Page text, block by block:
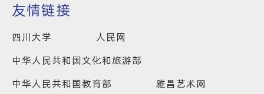
友情链接
四川大学
人民网
中华人民共和国文化和旅游部
中华人民共和国教育部
雅昌艺术网